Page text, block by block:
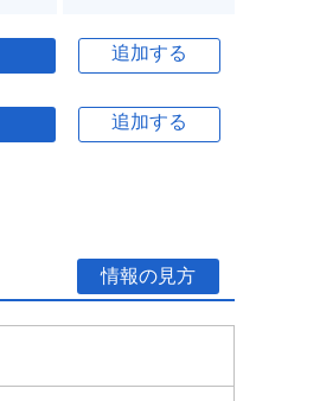
追加する
追加する
情報の見方